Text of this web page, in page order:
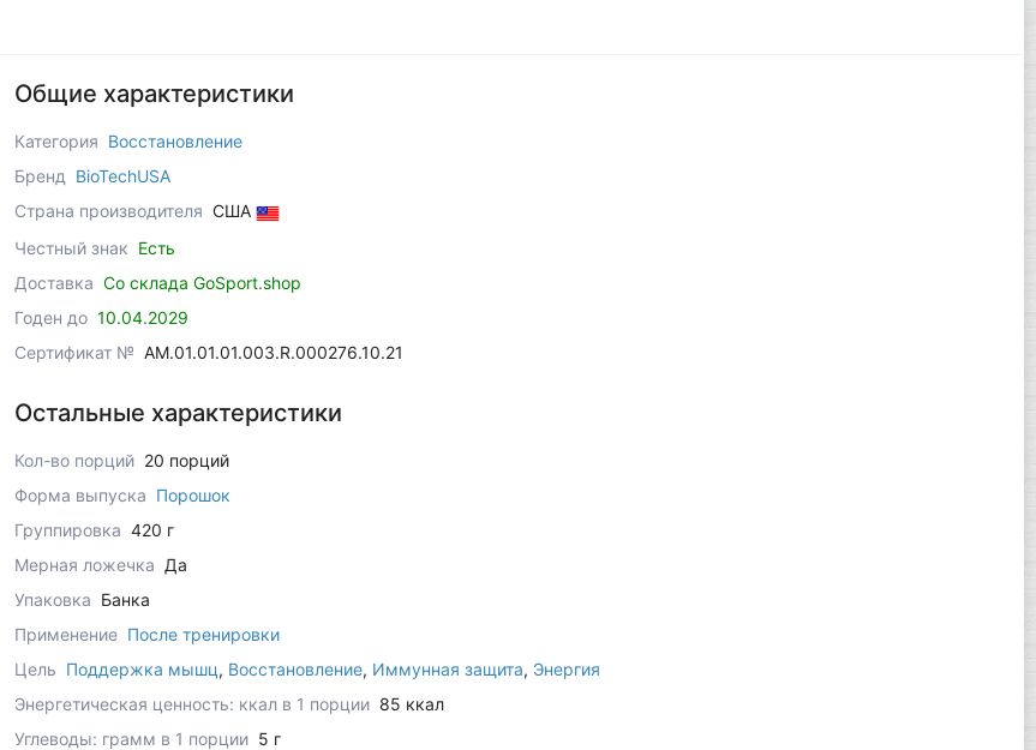
Общие характеристики
Категория Восстановление
Бренд BioTechUSA
Страна производителя США
Честный знак Есть
Доставка Со склада GoSport.shop
Годен до 10.04.2029
Сертификат № AM.01.01.01.003.R.000276.10.21
Остальные характеристики
Кол-во порций 20 порций
Форма выпуска Порошок
Группировка 420 г
Мерная ложечка Да
Упаковка Банка
Применение После тренировки
Цель Поддержка мышц, Восстановление, Иммунная защита, Энергия
Энергетическая ценность: ккал в 1 порции 85 ккал
Углеводы: грамм в 1 порции 5 г